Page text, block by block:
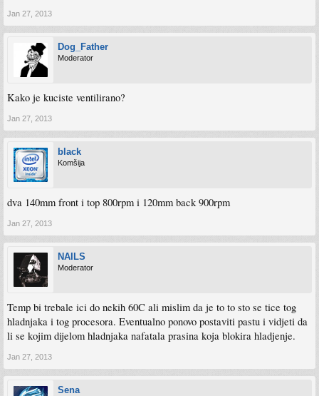
Jan 27, 2013
Dog_Father
Moderator
Kako je kuciste ventilirano?
Jan 27, 2013
black
Komšija
dva 140mm front i top 800rpm i 120mm back 900rpm
Jan 27, 2013
NAILS
Moderator
Temp bi trebale ici do nekih 60C ali mislim da je to to sto se tice tog
hladnjaka i tog procesora. Eventualno ponovo postaviti pastu i vidjeti da
li se kojim dijelom hladnjaka nafatala prasina koja blokira hladjenje.
Jan 27, 2013
Sena